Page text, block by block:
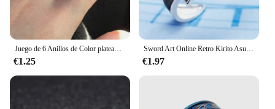
Juego de 6 Anillos de Color plateado para Hombre, Set de 6 piezas, Punk, póker, Joker, esqueleto gótico, billar, Emo, joyería de moda
€1.25
Sword Art Online Retro Kirito Asuna Cruz Anillo abierto para amantes mujeres hombres Anillos de dedo de Metal ajustables joyería de fiesta Anillo
€1.97